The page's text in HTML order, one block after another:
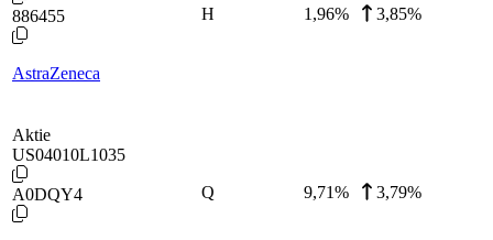
886455
AstraZeneca
H 1,96% 3,85%
Aktie
US04010L1035
A0DQY4 Q 9,71% 3,79%